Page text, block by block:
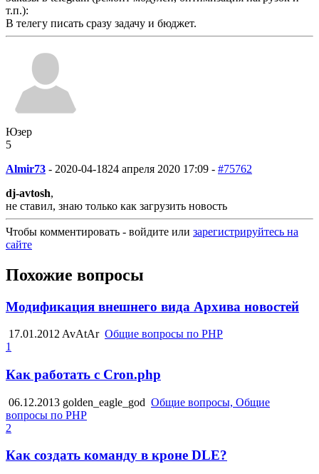
т.п.):
В телегу писать сразу задачу и бюджет.
Юзер
5
Almir73 - 2020-04-1824 апреля 2020 17:09 - #75762
dj-avtosh,
не ставил, знаю только как загрузить новость
Чтобы комментировать - войдите или зарегистрируйтесь на
сайте
Похожие вопросы
Модификация внешнего вида Архива новостей
17.01.2012 AvAtAr Общие вопросы по PHP
1
Как работать с Cron.php
06.12.2013 golden_eagle_god Общие вопросы, Общие
вопросы по PHP
2
Как создать команду в кроне DLE?